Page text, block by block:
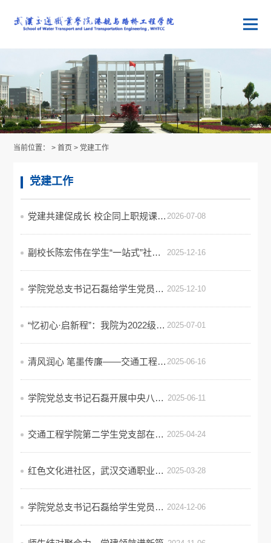
当前位置： >首页 > 党建工作
党建工作
2026-07-08
党建共建促成长 校企同上职规课——学院与中建科工联合上职业规划课
2025-12-16
副校长陈宏伟在学生“一站式”社区组织给学生发展对象开专题学习会
2025-12-10
学院党总支书记石磊给学生党员讲中央八项规定精神主题党课
2025-07-01
“忆初心·启新程”：我院为2022级毕业生党员上好“最后一节党课”
2025-06-16
清风润心 笔墨传廉——交通工程学院党员赴省图观展深化廉洁教育
2025-06-11
学院党总支书记石磊开展中央八项规定学习教育
2025-04-24
交通工程学院第二学生党支部在“一站式”学生社区开展红色读书分享会
2025-03-28
红色文化进社区，武汉交通职业学院打造学生社区“党建+志愿服务”活动品牌
2024-12-06
学院党总支书记石磊给学生党员讲廉政教育主题党课